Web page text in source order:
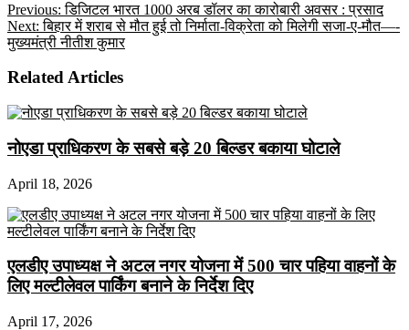
Previous: डिजिटल भारत 1000 अरब डॉलर का कारोबारी अवसर : प्रसाद
Next: बिहार में शराब से मौत हुई तो निर्माता-विक्रेता को मिलेगी सजा-ए-मौत—-
मुख्यमंत्री नीतीश कुमार
Related Articles
नोएडा प्राधिकरण के सबसे बड़े 20 बिल्डर बकाया घोटाले
April 18, 2026
एलडीए उपाध्यक्ष ने अटल नगर योजना में 500 चार पहिया वाहनों के
लिए मल्टीलेवल पार्किंग बनाने के निर्देश दिए
April 17, 2026